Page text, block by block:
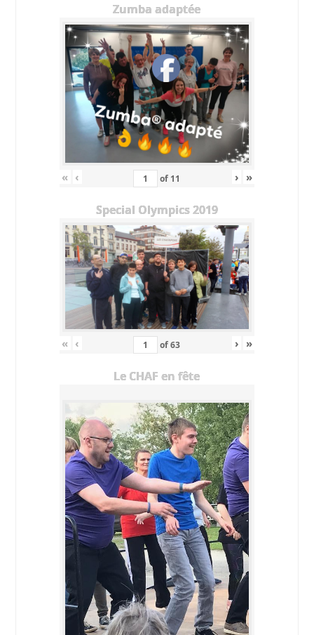
Zumba adaptée
« ‹ of 11 › »
Special Olympics 2019
« ‹ of63 › »
Le CHAF en fête